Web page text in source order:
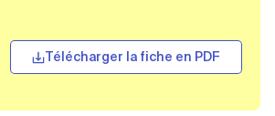
Télécharger la fiche en PDF